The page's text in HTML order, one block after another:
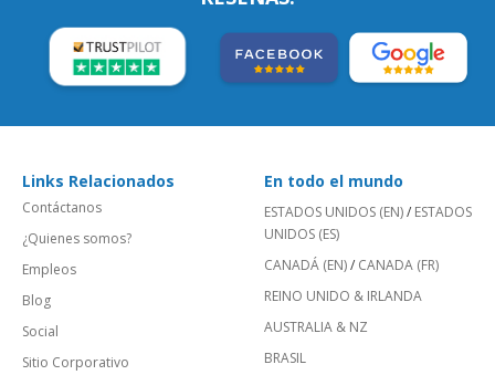
Links Relacionados
Contáctanos
¿Quienes somos?
Empleos
Blog
Social
Sitio Corporativo
En todo el mundo
ESTADOS UNIDOS (EN)/ ESTADOS
UNIDOS (ES)
CANADÁ (EN)/ CANADA (FR)
REINO UNIDO & IRLANDA
AUSTRALIA & NZ
BRASIL